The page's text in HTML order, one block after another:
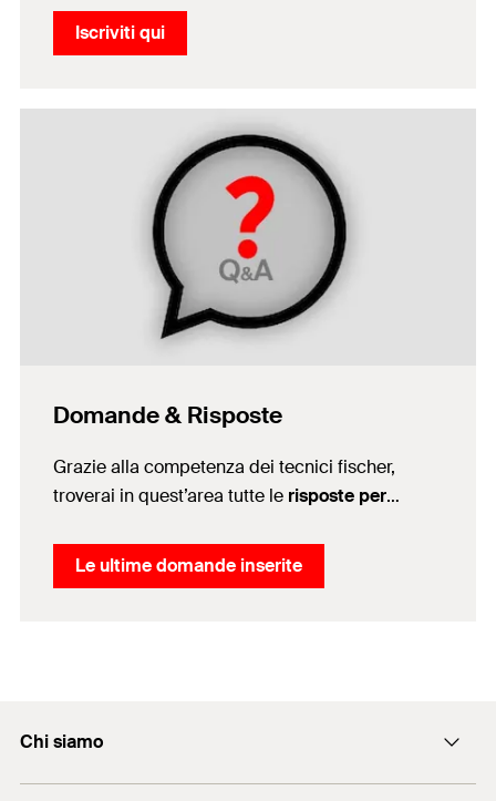
aggiornamenti su cataloghi e gamme di
Iscriviti qui
Domande & Risposte
Grazie alla competenza dei tecnici fischer,
troverai in quest’area tutte le risposte per
di fissaggio fischer ottimale perle tue esigenze.
Le ultime domande inserite
Chi siamo